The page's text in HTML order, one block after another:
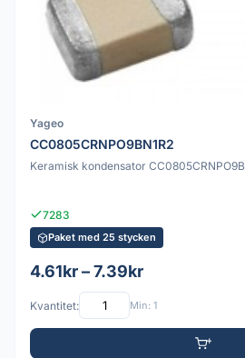
Yageo
CC0805CRNPO9BN1R2
Keramisk kondensator
7283
Paket med 25 stycken
4.61kr – 7.39kr
Kvantitet: Min: 1